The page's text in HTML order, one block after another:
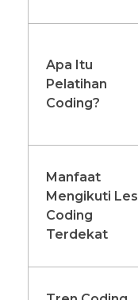
Apa Itu
Pelatihan
Coding?
Manfaat
Mengikuti Les
Coding
Terdekat